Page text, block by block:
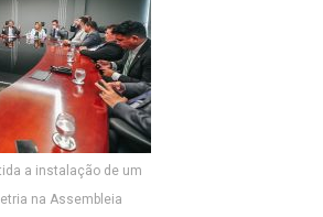
a instalação de um
na Assembleia